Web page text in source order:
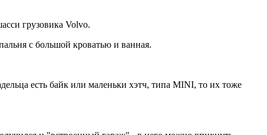
грузовика Volvo.
с большой кроватью и ванная.
есть байк или маленьки хэтч, типа MINI, то их тоже